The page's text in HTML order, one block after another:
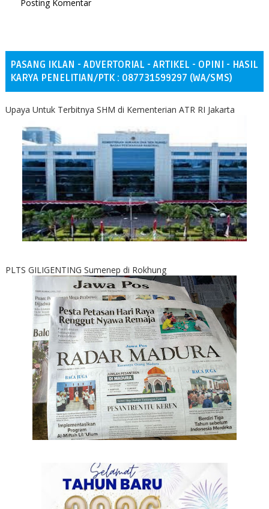
Posting Komentar
PASANG IKLAN - ADVERTORIAL - ARTIKEL - OPINI - HASIL
KARYA PENELITIAN/PTK : 087731599297 (WA/SMS)
Upaya Untuk Terbitnya SHM di Kementerian ATR RI Jakarta
PLTS GILIGENTING Sumenep di Rokhung